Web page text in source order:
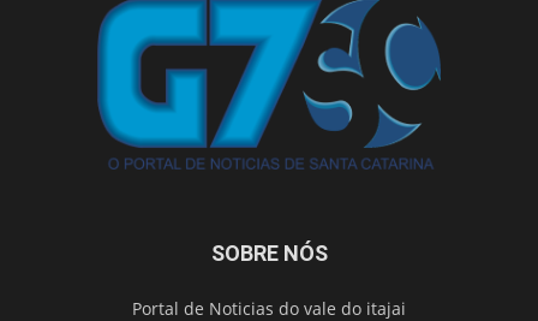
SOBRE NÓS
Portal de Noticias do vale do itajai